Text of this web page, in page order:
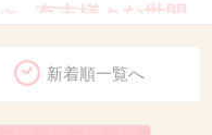
…有吉様々な世間
新着順一覧へ